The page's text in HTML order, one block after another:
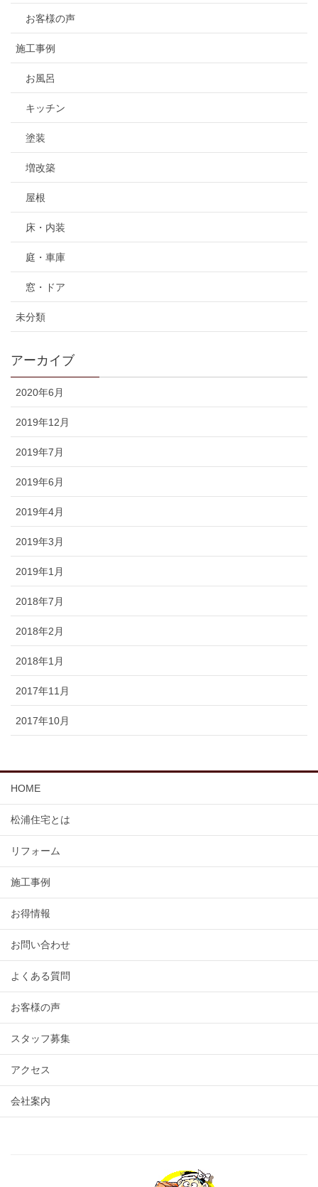
お客様の声
施工事例
お風呂
キッチン
塗装
増改築
屋根
床・内装
庭・車庫
窓・ドア
未分類
アーカイブ
2020年6月
2019年12月
2019年7月
2019年6月
2019年4月
2019年3月
2019年1月
2018年7月
2018年2月
2018年1月
2017年11月
2017年10月
HOME
松浦住宅とは
リフォーム
施工事例
お得情報
お問い合わせ
よくある質問
お客様の声
スタッフ募集
アクセス
会社案内